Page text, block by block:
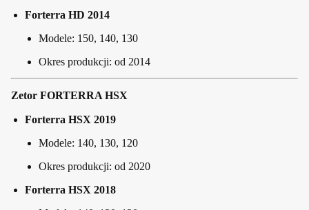
Forterra HD 2014
Modele: 150, 140, 130
Okres produkcji: od 2014
Zetor FORTERRA HSX
Forterra HSX 2019
Modele: 140, 130, 120
Okres produkcji: od 2020
Forterra HSX 2018